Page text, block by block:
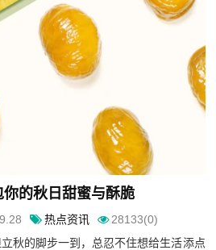
的秋日甜蜜与酥脆
热点资讯
28133(0)
秋的脚步一到，总忍不住想给生活添点